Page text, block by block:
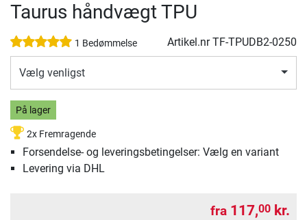
Taurus håndvægt TPU
1 Bedømmelse Artikel.nrTF-TPUDB2-0250
Vælg venligst
På lager
2x Fremragende
Forsendelse- og leveringsbetingelser: Vælg en variant
Levering via DHL
fra 117,00 kr.